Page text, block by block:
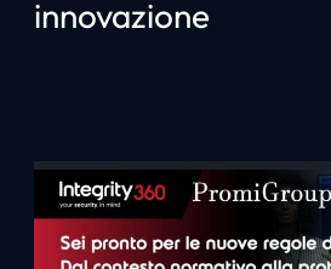
innovazione